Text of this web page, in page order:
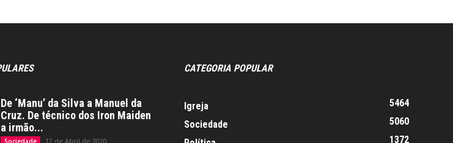
De ‘Manu’ da Silva a Manuel da
Cruz. De técnico dos Iron Maiden
a irmão...
Sociedade 12 de Abril de 2020
CATEGORIA POPULAR
Igreja
5464
Sociedade
5060
1372